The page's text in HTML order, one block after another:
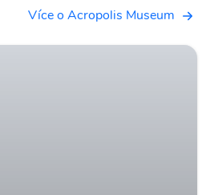
Více o Acropolis Museum